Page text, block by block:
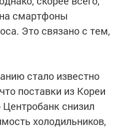
смартфоны
Это связано с тем,
стало известно
поставки из Кореи
снизил
холодильников,